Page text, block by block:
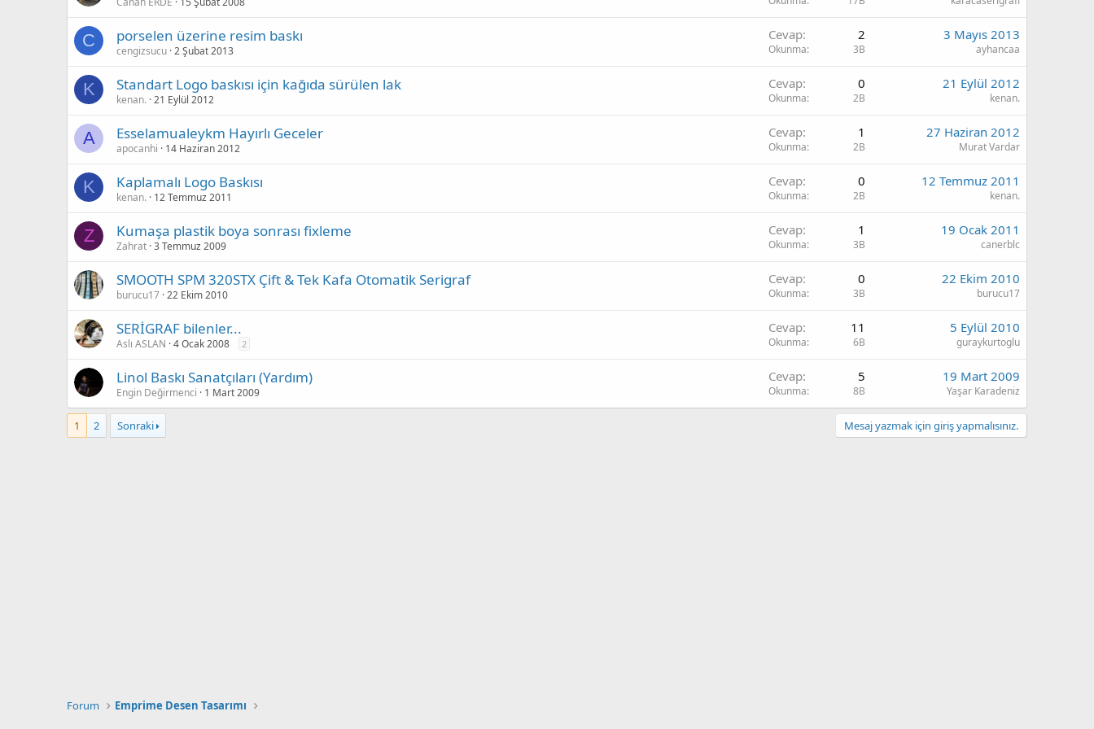
C porselen üzerine resim baskı
cengizsucu 2 Şubat 2013
Cevap 2
Okunma 3B
3 Mayıs 2013
ayhancaa
K Standart Logo baskısı için kağıda sürülen lak
kenan. 21 Eylül 2012
Cevap 0
Okunma 2B
21 Eylül 2012
kenan.
A Esselamualeykm Hayırlı Geceler
apocanhi 14 Haziran 2012
Cevap 1
Okunma 2B
27 Haziran 2012
Murat Vardar
K Kaplamalı Logo Baskısı
kenan. 12 Temmuz 2011
Cevap 0
Okunma 2B
12 Temmuz 2011
kenan.
Z Kumaşa plastik boya sonrası fixleme
Zahrat 3 Temmuz 2009
Cevap 1
Okunma 3B
19 Ocak 2011
canerblc
SMOOTH SPM 320STX Çift & Tek Kafa Otomatik Serigraf
burucu17 22 Ekim 2010
Cevap 0
Okunma 3B
22 Ekim 2010
burucu17
SERİGRAF bilenler...
Aslı ASLAN 4 Ocak 2008 2
Cevap 11
Okunma 6B
5 Eylül 2010
guraykurtoglu
Linol Baskı Sanatçıları (Yardım)
Engin Değirmenci 1 Mart 2009
Cevap 5
Okunma 8B
19 Mart 2009
Yaşar Karadeniz
1 2 Sonraki Mesaj yazmak için giriş yapmalısınız.
Forum Emprime Desen Tasarımı